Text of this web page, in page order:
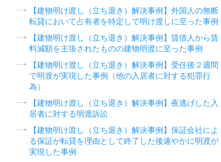
【建物明け渡し（立ち退き）解決事例】外国人の無断
転貸において占有者を特定して明け渡しに至った事例
【建物明け渡し（立ち退き）解決事例】賃借人から賃
料減額を主張されたものの建物明渡に至った事例
【建物明け渡し（立ち退き）解決事例】受任後２週間
で明渡が実現した事例（他の入居者に対する犯罪行
為）
【建物明け渡し（立ち退き）解決事例】夜逃げした入
居者に対する明渡訴訟
【建物明け渡し（立ち退き）解決事例】保証会社によ
る保証が転貸を理由として終了した後速やかに明渡が
実現した事例